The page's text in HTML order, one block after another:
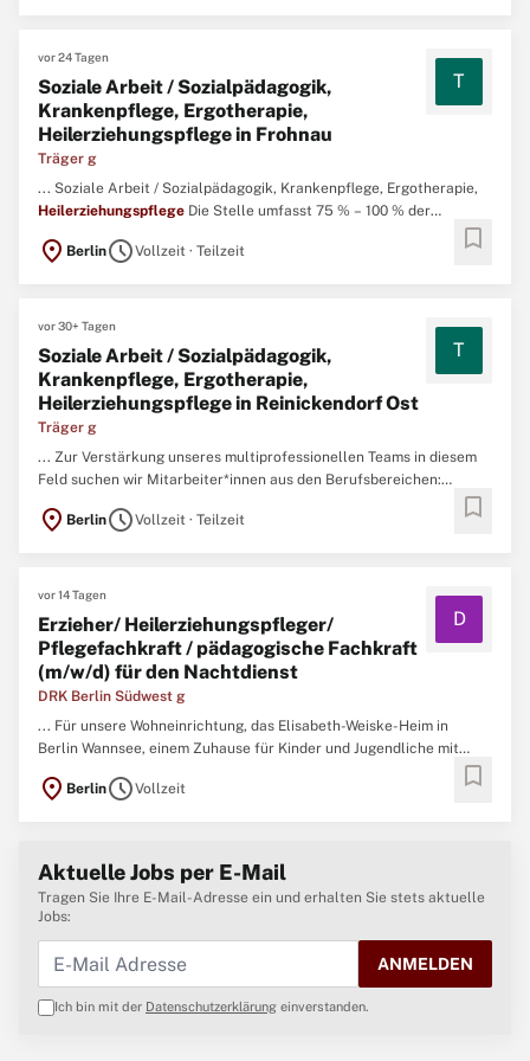
vor 24 Tagen
Soziale Arbeit / Sozialpädagogik,
Krankenpflege, Ergotherapie,
Heilerziehungspflege in Frohnau
Träger g
T
... Soziale Arbeit / Sozialpädagogik, Krankenpflege, Ergotherapie,
Heilerziehungspflege Die Stelle umfasst 75 % – 100 % der
Regelarbeitszeit (je nach Wunsch). Die Stelle ist unbefristet und
zum nächstmöglichen Zeitpunkt zu besetzen. Original
location_on BerlinscheduleVollzeit · Teilzeit bookmark
vor 30+ Tagen
Soziale Arbeit / Sozialpädagogik,
Krankenpflege, Ergotherapie,
Heilerziehungspflege in Reinickendorf Ost
Träger g
T
... Zur Verstärkung unseres multiprofessionellen Teams in diesem
Feld suchen wir Mitarbeiter*innen aus den Berufsbereichen:
Sozialarbeit/Sozialpädagogik, Ergotherapie, Krankenpflege oder
HeilerziehungspflegeDie Stellenanteile, der zu besetzenden
location_on BerlinscheduleVollzeit · Teilzeit bookmark
vor 14 Tagen
Erzieher/ Heilerziehungspfleger/
Pflegefachkraft / pädagogische Fachkraft
(m/w/d) für den Nachtdienst
DRK Berlin Südwest g
D
... Für unsere Wohneinrichtung, das Elisabeth-Weiske-Heim in
Berlin Wannsee, einem Zuhause für Kinder und Jugendliche mit
Erzieher/Heilerziehungspfleger
location_on BerlinscheduleVollzeit bookmark
Aktuelle Jobs per E-Mail
Tragen Sie Ihre E-Mail-Adresse ein und erhalten Sie stets aktuelle
Jobs:
ANMELDEN
Ich bin mit der Datenschutzerklärung einverstanden.